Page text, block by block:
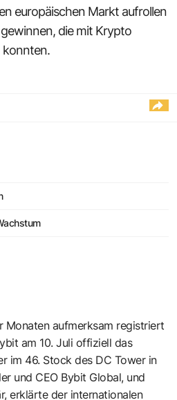
europäischen Markt aufrollen
die mit Krypto
konnten.
Monaten aufmerksam registriert
am 10. Juli offiziell das
im 46. Stock des DC Tower in
und CEO Bybit Global, und
erklärte der internationalen